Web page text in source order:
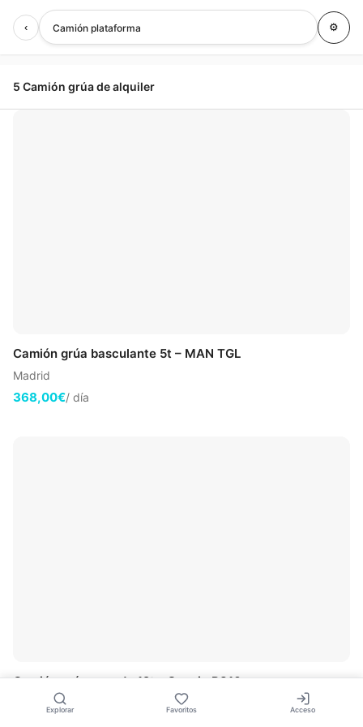
‹ Camión plataforma ⚙
5 Camión grúa de alquiler
Camión grúa basculante 5t – MAN TGL
Madrid
368,00€/ día
Camión grúa pesado 12t – Scania P310
Explorar Favoritos Acceso